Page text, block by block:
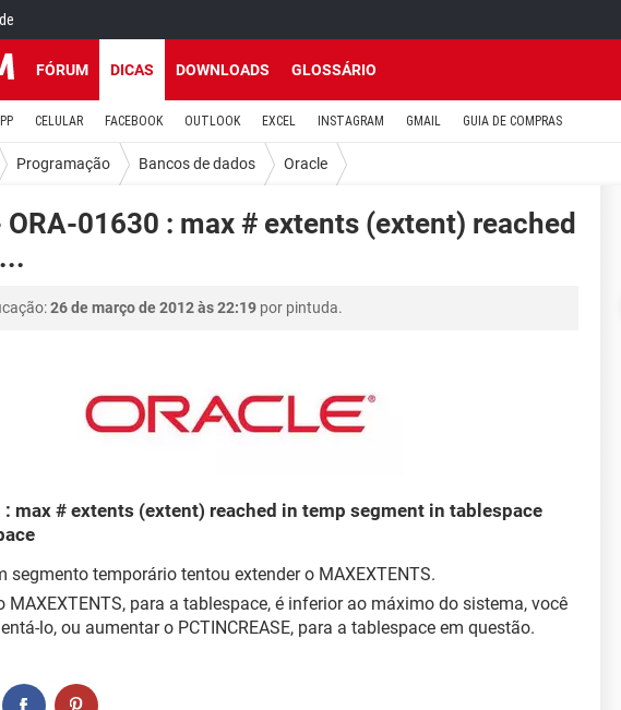
FÓRUM DICAS DOWNLOADS GLOSSÁRIO
CELULAR FACEBOOK OUTLOOK EXCEL INSTAGRAM GMAIL GUIA DE COMPRAS
Programação Bancos de dados Oracle
ORA-01630 : max # extents (extent) reached
26 de março de 2012 às 22:19 por pintuda.
: max # extents (extent) reached in temp segment in tablespace
segmento temporário tentou extender o MAXEXTENTS.
MAXEXTENTS, para a tablespace, é inferior ao máximo do sistema, você
lo, ou aumentar o PCTINCREASE, para a tablespace em questão.